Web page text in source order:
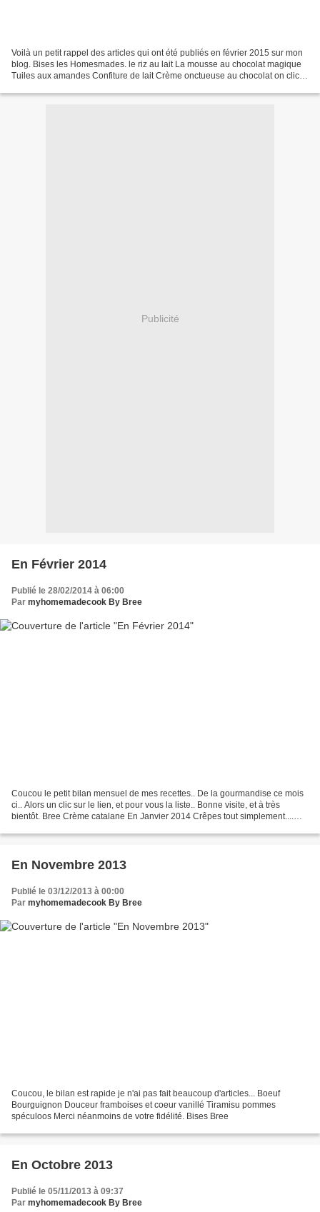
Voilà un petit rappel des articles qui ont été publiés en février 2015 sur mon
blog. Bises les Homesmades. le riz au lait La mousse au chocolat magique
Tuiles aux amandes Confiture de lait Crème onctueuse au chocolat on clic
Publicité
En Février 2014
Publié le 28/02/2014 à 06:00
Par myhomemadecook By Bree
Coucou le petit bilan mensuel de mes recettes.. De la gourmandise ce mois
ci.. Alors un clic sur le lien, et pour vous la liste.. Bonne visite, et à très
bientôt. Bree Crème catalane En Janvier 2014 Crêpes tout simplement....
En Novembre 2013
Publié le 03/12/2013 à 00:00
Par myhomemadecook By Bree
Coucou, le bilan est rapide je n'ai pas fait beaucoup d'articles... Boeuf
Bourguignon Douceur framboises et coeur vanillé Tiramisu pommes
spéculoos Merci néanmoins de votre fidélité. Bises Bree
En Octobre 2013
Publié le 05/11/2013 à 09:37
Par myhomemadecook By Bree